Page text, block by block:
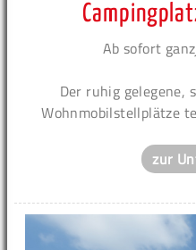
Ab sofort
Der ruhig gelegene,
Wohnmobilstellplätze
zur